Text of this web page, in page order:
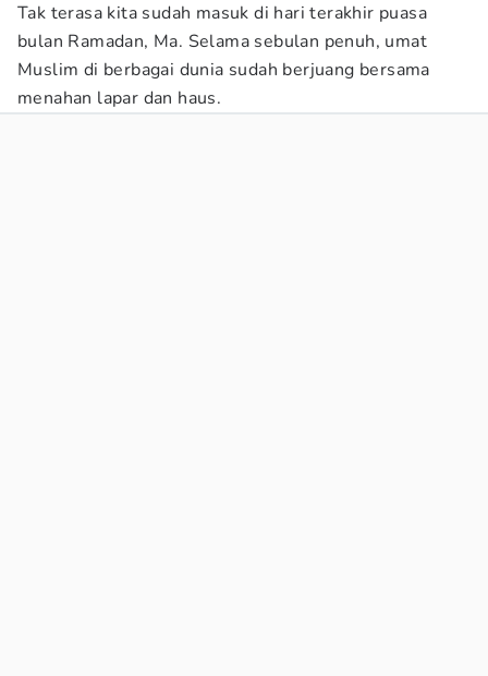
Tak terasa kita sudah masuk di hari terakhir puasa
bulan Ramadan, Ma. Selama sebulan penuh, umat
Muslim di berbagai dunia sudah berjuang bersama
menahan lapar dan haus.